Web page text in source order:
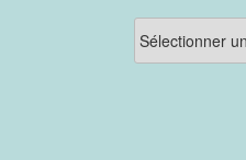
Archives